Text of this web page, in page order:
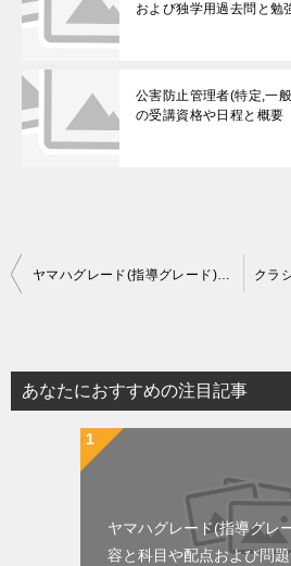
および独学用過去問と勉
公害防止管理者(特定,一
の受講資格や日程と概要
投
ビ
ゲ
ヤマハグレード(指導グレード)の課題内容と科目や配点および問題集
あなたにおすすめの注目記事
ヤマハグレード(指導グレ
容と科目や配点および問